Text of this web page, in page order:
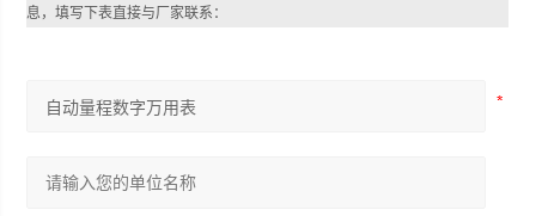
息，填写下表直接与厂家联系：